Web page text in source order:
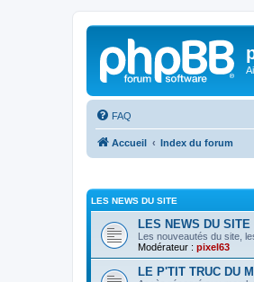
FAQ
Accueil Index du forum
LES NEWS DU SITE
LES NEWS DU SITE
Les nouveautés du site,
Modérateur : pixel63
LE P'TIT TRUC DU